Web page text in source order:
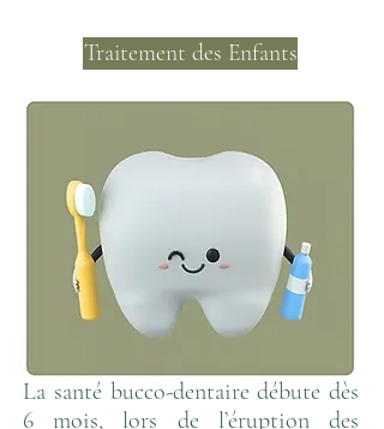
Traitement des Enfants
La santé bucco-dentaire débute dès
6 mois, lors de l’éruption des